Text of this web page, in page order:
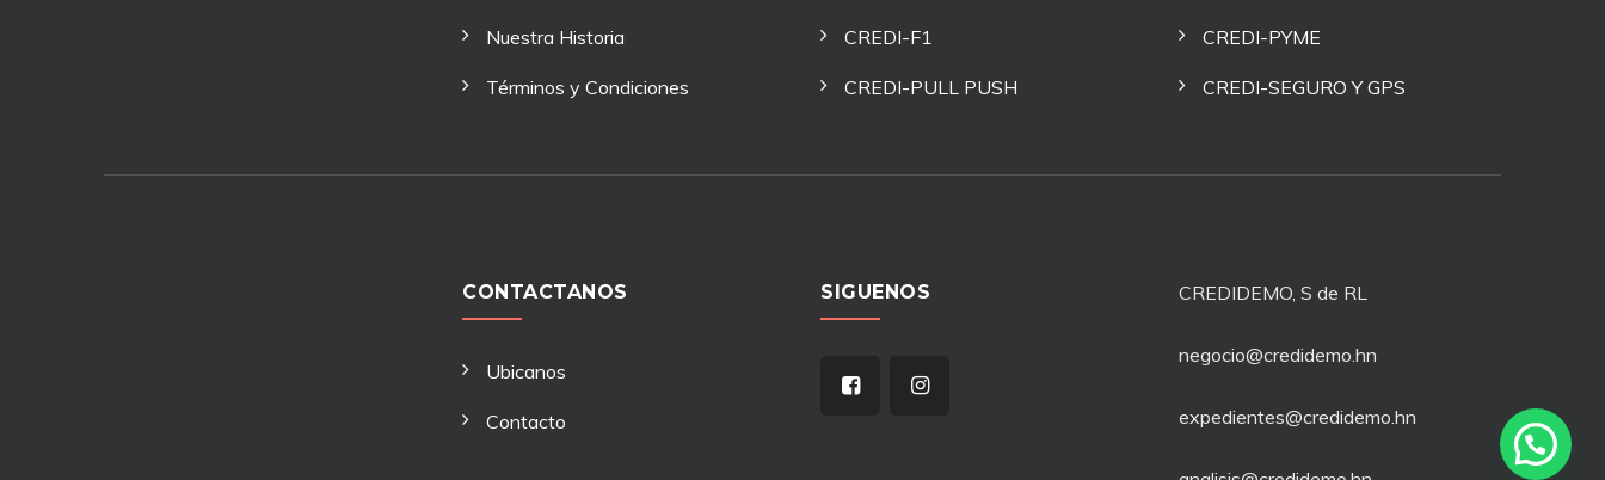
Nuestra Historia
Términos y Condiciones
CREDI-F1
CREDI-PULL PUSH
CREDI-PYME
CREDI-SEGURO Y GPS
CONTACTANOS
Ubicanos
Contacto
SIGUENOS CREDIDEMO, S de RL
negocio@credidemo.hn
expedientes@credidemo.hn